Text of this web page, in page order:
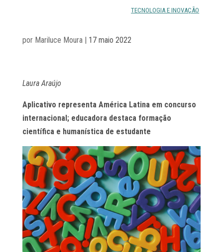
TECNOLOGIA E INOVAÇÃO
por Mariluce Moura| 17 maio 2022
Laura Araújo
Aplicativo representa América Latina em concurso
internacional; educadora destaca formação
científica e humanística de estudante